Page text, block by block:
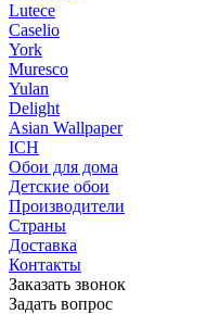
Lutece
Caselio
York
Muresco
Yulan
Delight
Asian Wallpaper
ICH
Обои для дома
Детские обои
Производители
Страны
Доставка
Контакты
Заказать звонок
Задать вопрос